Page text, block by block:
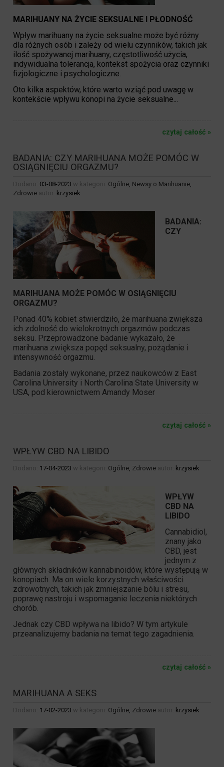
MARIHUANY NA ŻYCIE SEKSUALNE I PŁODNOŚĆ
Wpływ marihuany na życie seksualne może być różny
dla różnych osób i zależy od wielu czynników, takich jak
ilość spożywanej marihuany, częstotliwość użycia,
indywidualna tolerancja, kontekst spożycia oraz czynniki
fizjologiczne i psychologiczne.
Oto kilka aspektów, które warto wziąć pod uwagę w
kontekście wpływu konopi na życie seksualne...
czytaj całość »
BADANIA: CZY MARIHUANA MOŻE POMÓC W
OSIĄGNIĘCIU ORGAZMU?
Dodano: 03-08-2023 w kategorii: Ogólne, Newsy o Marihuanie,
Zdrowie autor: krzysiek
BADANIA:
CZY
MARIHUANA MOŻE POMÓC W OSIĄGNIĘCIU
ORGAZMU?
Ponad 40% kobiet stwierdziło, że marihuana zwiększa
ich zdolność do wielokrotnych orgazmów podczas
seksu. Przeprowadzone badanie wykazało, że
marihuana zwiększa popęd seksualny, pożądanie i
intensywność orgazmu.
Badania zostały wykonane, przez naukowców z East
Carolina University i North Carolina State University w
USA, pod kierownictwem Amandy Moser
czytaj całość »
WPŁYW CBD NA LIBIDO
Dodano: 17-04-2023 w kategorii: Ogólne, Zdrowie autor: krzysiek
WPŁYW
CBD NA
LIBIDO
Cannabidiol,
znany jako
CBD, jest
jednym z
głównych składników kannabinoidów, które występują w
konopiach. Ma on wiele korzystnych właściwości
zdrowotnych, takich jak zmniejszanie bólu i stresu,
poprawę nastroju i wspomaganie leczenia niektórych
chorób.
Jednak czy CBD wpływa na libido? W tym artykule
przeanalizujemy badania na temat tego zagadnienia.
czytaj całość »
MARIHUANA A SEKS
Dodano: 17-02-2023 w kategorii: Ogólne, Zdrowie autor: krzysiek